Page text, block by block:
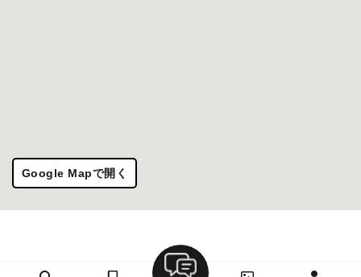
Google Mapで開く